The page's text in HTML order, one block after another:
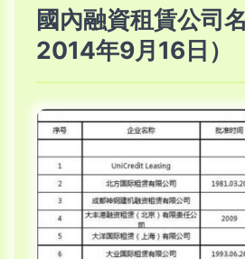
國內融資租賃公司
2014年9月16日）